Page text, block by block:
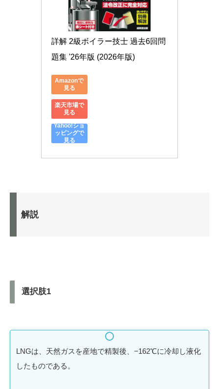
詳解 2級ボイラー技士 過去6回問
題集 '26年版 (2026年版)
Amazonで
見る
楽天市場で
見る
Yahoo!ショ
ッピングで
見る
解説
選択肢1
LNGは、天然ガスを産地で精製後、−162℃に冷却し液化
したものである。